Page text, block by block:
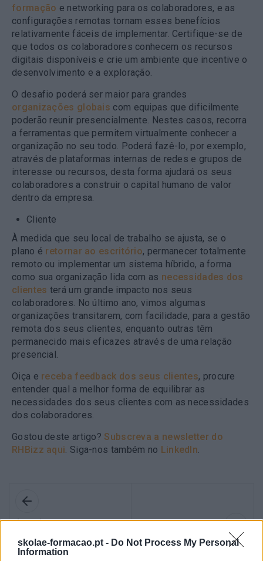
skolae-formacao.pt - Do Not Process My Personal
Information
formação e networking para os colaboradores, e as
configurações remotas tornam esses benefícios
relativamente fáceis de implementar. Certifique-se de
que todos os colaboradores conhecem os recursos
digitais disponíveis e crie um ambiente que incentive o
desenvolvimento e a exploração.
O desafio poderá ser maior para grandes
organizações globais com equipas que dificilmente
poderão reunir presencialmente. Nestes casos, recorra
a ferramentas que permitem virtualmente conhecer a
organização no seu todo. Poderá fazê-lo, por exemplo,
através de plataformas internas de redes e grupos de
interesse ou recursos, desta forma ajudará os seus
colaboradores a construir o capital humano de valor
dentro da empresa.
Cliente
À medida que seu local de trabalho se ajusta, se o
plano é retornar ao escritório, permanecer totalmente
remoto ou implementar um sistema híbrido, a forma
como sua organização lida com as necessidades dos
clientes terá um grande impacto nos seus
colaboradores. No último ano, vimos algumas
organizações transitarem, com facilidade, para a gestão
remota dos seus clientes, enquanto outras têm
permanecido mais eficazes através de uma relação
presencial.
Oiça e receba feedback dos seus clientes, procure
entender qual a melhor forma de equilibrar as
necessidades dos seus clientes com as necessidades
dos colaboradores.
Gostou deste artigo? Subscreva a newsletter do
RHBizz aqui . Siga-nos também no LinkedIn
Anterior
O QUE O MUNDO
CORPORATIVO TEM A
Seguinte